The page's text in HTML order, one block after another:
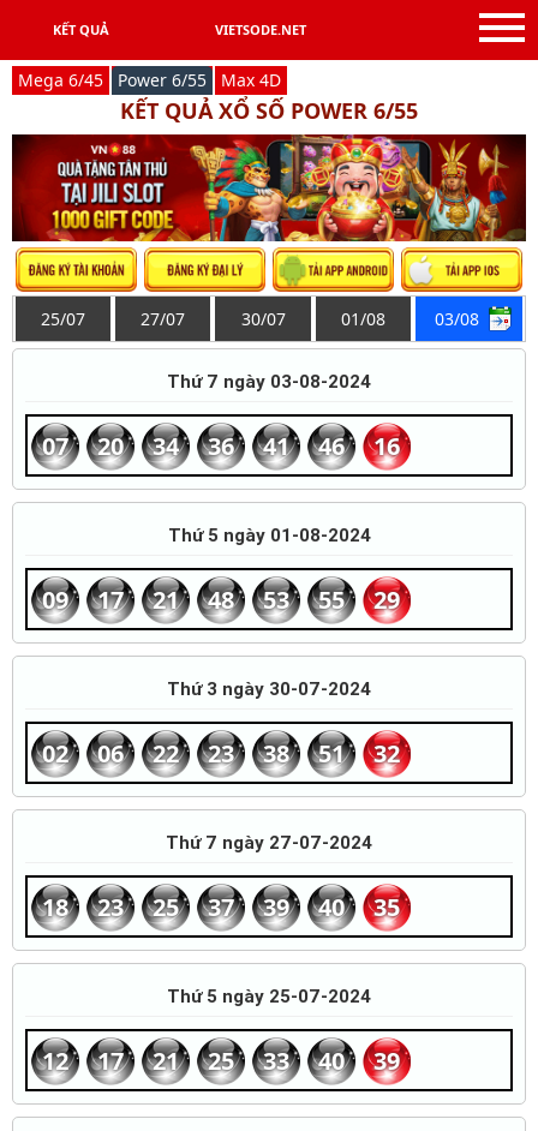
KẾT QUẢ VIETSODE.NET
Mega 6/45 Power 6/55 Max 4D
KẾT QUẢ XỔ SỐ POWER 6/55
25/07 27/07 30/07 01/08 03/08
Thứ 7 ngày 03-08-2024
07 20 34 36 41 46 16
Thứ 5 ngày 01-08-2024
09 17 21 48 53 55 29
Thứ 3 ngày 30-07-2024
02 06 22 23 38 51 32
Thứ 7 ngày 27-07-2024
18 23 25 37 39 40 35
Thứ 5 ngày 25-07-2024
12 17 21 25 33 40 39